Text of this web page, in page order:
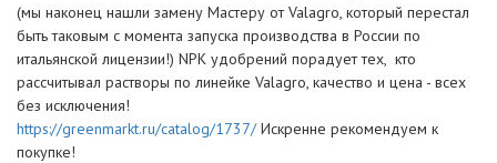
(мы наконец нашли замену Мастеру от Valagro, который перестал
быть таковым с момента запуска производства в России по
итальянской лицензии!) NPK удобрений порадует тех, кто
рассчитывал растворы по линейке Valagro, качество и цена - всех
без исключения!
https://greenmarkt.ru/catalog/1737/Искренне рекомендуем к
покупке!